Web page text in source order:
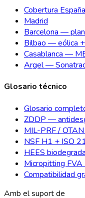
Cobertura
Madrid
Barcelona —
Bilbao — eólica
Casablanca —
Argel —
Glosario técnico
Glosario
ZDDP —
MIL-PRF /
NSF H1 + ISO
HEES
Micropitting FVA
Compatibilidad
Amb el suport de